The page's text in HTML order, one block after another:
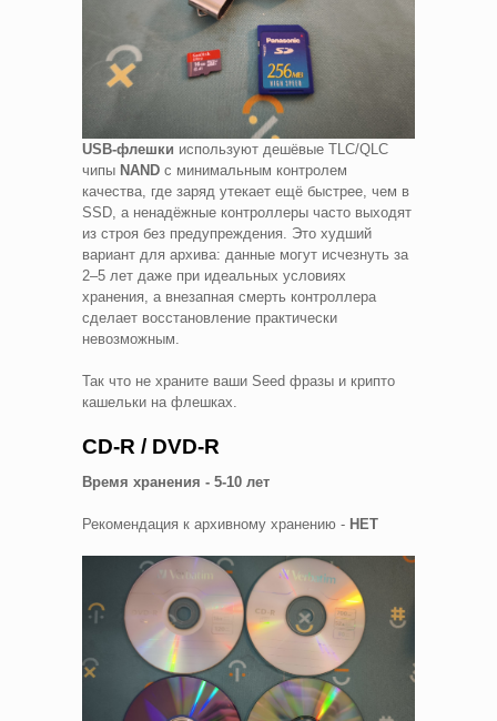
USB-флешки используют дешёвые TLC/QLC
чипы NAND с минимальным контролем
качества, где заряд утекает ещё быстрее, чем в
SSD, а ненадёжные контроллеры часто выходят
из строя без предупреждения. Это худший
вариант для архива: данные могут исчезнуть за
2–5 лет даже при идеальных условиях
хранения, а внезапная смерть контроллера
сделает восстановление практически
невозможным.
Так что не храните ваши Seed фразы и крипто
кашельки на флешках.
CD-R / DVD-R
Время хранения - 5-10 лет
Рекомендация к архивному хранению - НЕТ